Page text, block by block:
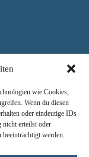
wie Cookies,
Wenn du diesen
oder eindeutige IDs
nicht erteilst oder
werden.